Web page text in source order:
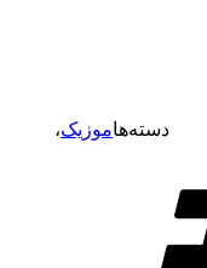
دسته‌هاموزیک،